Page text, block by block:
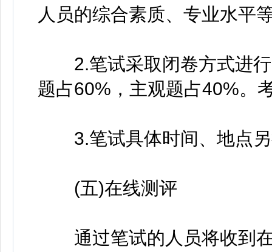
人员的综合素质、专业水平
2.笔试采取闭卷方式进行
题占60%，主观题占40%。
3.笔试具体时间、地点另
(五)在线测评
通过笔试的人员将收到在